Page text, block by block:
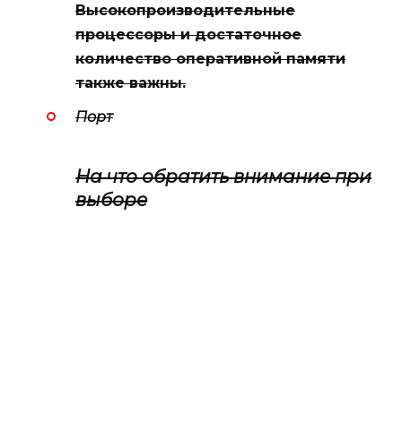
Высокопроизводительные
процессоры и достаточное
количество оперативной памяти
также важны.
Порт
На что обратить внимание при
выборе